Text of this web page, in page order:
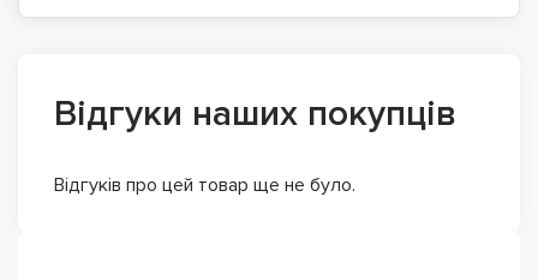
Відгуки наших покупців
Відгуків про цей товар ще не було.